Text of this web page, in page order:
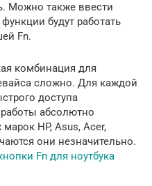
Можно также ввести
будут работать
Fn.
комбинация для
сложно. Для каждой
доступа
абсолютно
HP, Asus, Acer,
они незначительно.
Fn для ноутбука